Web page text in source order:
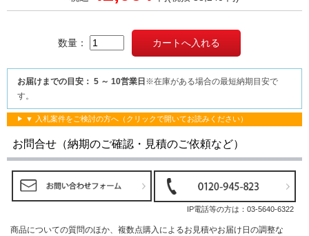
数量：
お届けまでの目安： 5 ～ 10営業日※在庫がある場合の最短納期目安で
す。
▼ 入札案件をご検討の方へ（クリックで開いてお読みください）
お問合せ（納期のご確認・見積のご依頼など）
IP電話等の方は： 03-5640-6322
商品についての質問のほか、複数点購入によるお見積やお届け日の調整な